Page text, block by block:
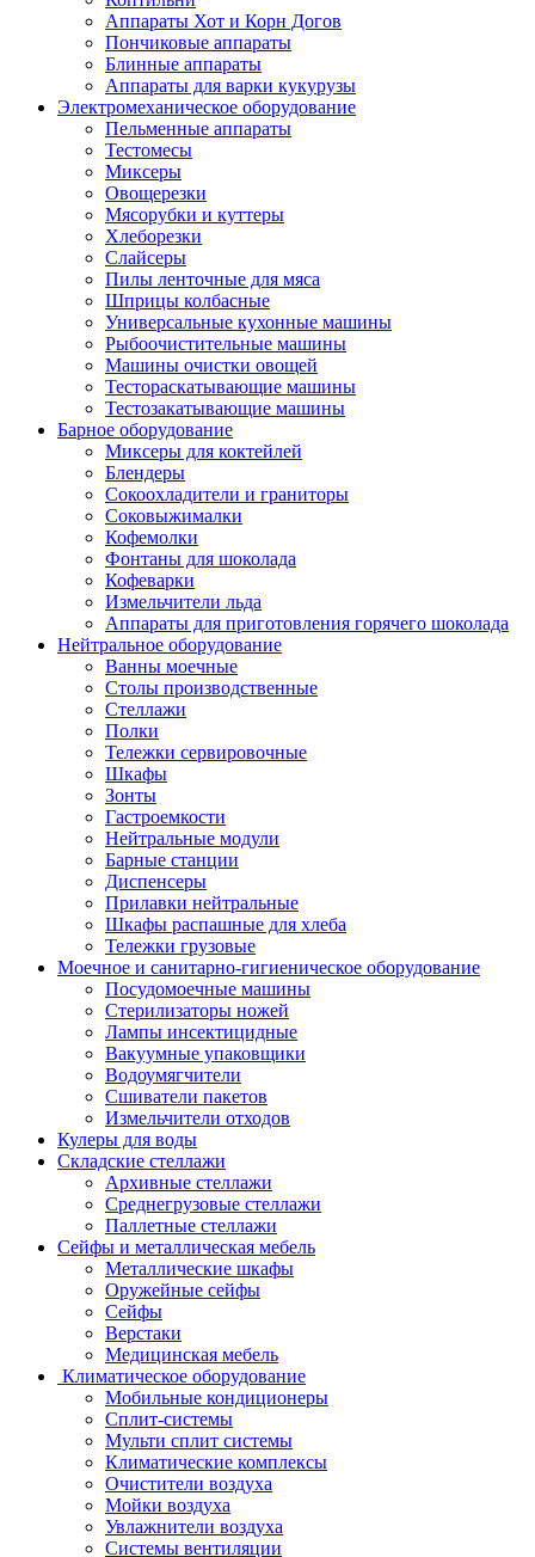
Аппараты Хот и Корн Догов
Пончиковые аппараты
Блинные аппараты
Аппараты для варки кукурузы
Электромеханическое оборудование
Пельменные аппараты
Тестомесы
Миксеры
Овощерезки
Мясорубки и куттеры
Хлеборезки
Слайсеры
Пилы ленточные для мяса
Шприцы колбасные
Универсальные кухонные машины
Рыбоочистительные машины
Машины очистки овощей
Тестораскатывающие машины
Тестозакатывающие машины
Барное оборудование
Миксеры для коктейлей
Блендеры
Сокоохладители и граниторы
Соковыжималки
Кофемолки
Фонтаны для шоколада
Кофеварки
Измельчители льда
Аппараты для приготовления горячего шоколада
Нейтральное оборудование
Ванны моечные
Столы производственные
Стеллажи
Полки
Тележки сервировочные
Шкафы
Зонты
Гастроемкости
Нейтральные модули
Барные станции
Диспенсеры
Прилавки нейтральные
Шкафы распашные для хлеба
Тележки грузовые
Моечное и санитарно-гигиеническое оборудование
Посудомоечные машины
Стерилизаторы ножей
Лампы инсектицидные
Вакуумные упаковщики
Водоумягчители
Сшиватели пакетов
Измельчители отходов
Кулеры для воды
Складские стеллажи
Архивные стеллажи
Среднегрузовые стеллажи
Паллетные стеллажи
Сейфы и металлическая мебель
Металлические шкафы
Оружейные сейфы
Сейфы
Верстаки
Медицинская мебель
Климатическое оборудование
Мобильные кондиционеры
Сплит-системы
Мульти сплит системы
Климатические комплексы
Очистители воздуха
Мойки воздуха
Увлажнители воздуха
Системы вентиляции